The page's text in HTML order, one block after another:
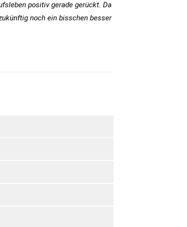
positiv gerade gerückt. Da
noch ein bisschen besser